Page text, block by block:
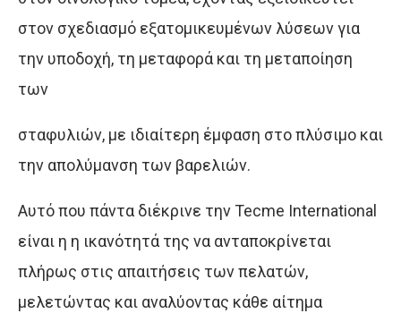
στον σχεδιασμό εξατομικευμένων λύσεων για
την υποδοχή, τη μεταφορά και τη μεταποίηση
των
σταφυλιών, με ιδιαίτερη έμφαση στο πλύσιμο και
την απολύμανση των βαρελιών.
Αυτό που πάντα διέκρινε την Tecme International
είναι η η ικανότητά της να ανταποκρίνεται
πλήρως στις απαιτήσεις των πελατών,
μελετώντας και αναλύοντας κάθε αίτημα